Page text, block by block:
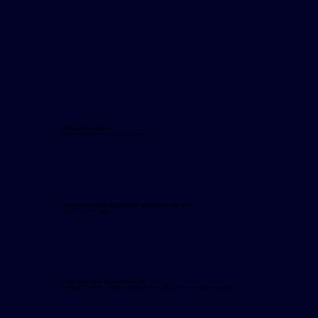
Sıfır Çabayla Kurulum
Kodlama gerektirmez, sorunsuz kurulum.
Yapay Zekanın Müşteri Taleplerini Ele Almasına İzin Verin
Doğru Yapay Zeka Ajanına Giden Yol
JetAgent her isteğin niteliğini belirler ve bunu doğru AI alt temsilcisine devreder.